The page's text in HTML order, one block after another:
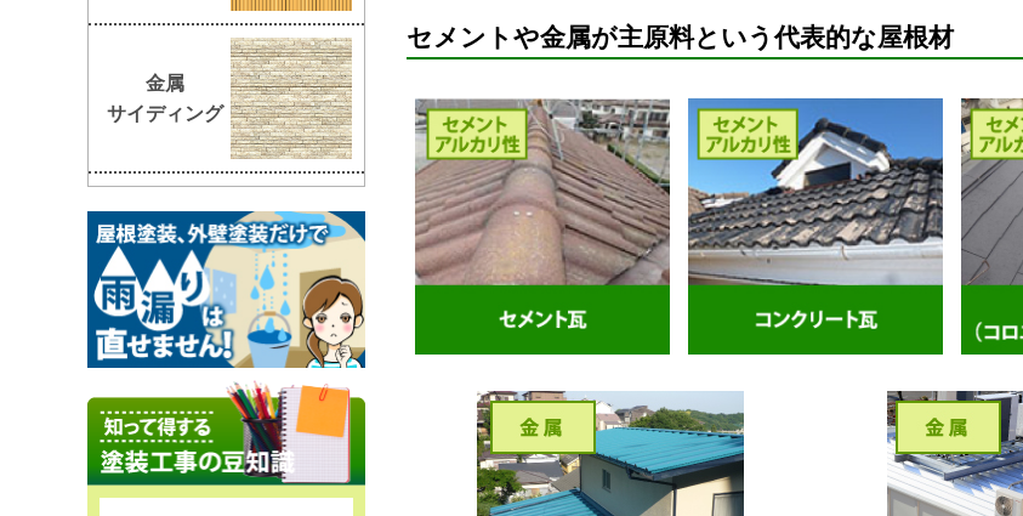
セメントや金属が主原料という代表的な屋根材
金属
サイディング